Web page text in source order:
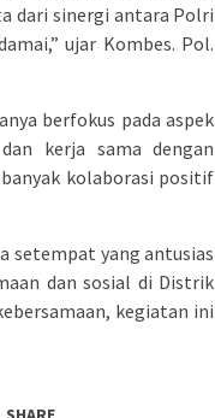
dari sinergi antara Polri
ujar Kombes. Pol.
berfokus pada aspek
kerja sama dengan
kolaborasi positif
setempat yang antusias
dan sosial di Distrik
kegiatan ini